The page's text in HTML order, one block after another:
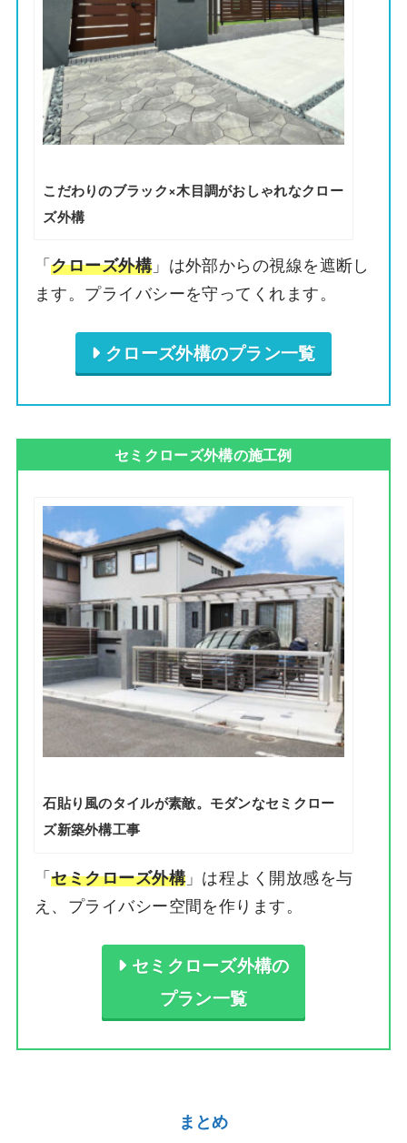
こだわりのブラック×木目調がおしゃれなクロー
ズ外構
「クローズ外構」は外部からの視線を遮断し
ます。プライバシーを守ってくれます。
クローズ外構のプラン一覧
セミクローズ外構の施工例
石貼り風のタイルが素敵。モダンなセミクロー
ズ新築外構工事
「セミクローズ外構」は程よく開放感を与
え、プライバシー空間を作ります。
セミクローズ外構の
プラン一覧
まとめ